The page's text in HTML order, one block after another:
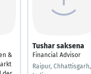
&
Tushar saksena
Financial Advisor
Raipur, Chhattisgarh,